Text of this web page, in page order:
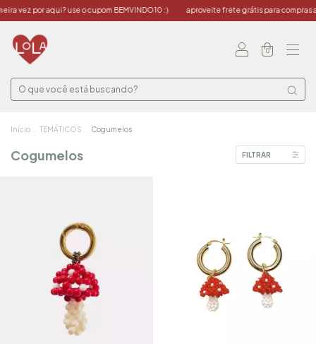
vez por aqui? use o cupom BEMVINDO10 :) aproveite frete grátis para compras a
0
Início TEMÁTICOS Cogumelos
Cogumelos FILTRAR